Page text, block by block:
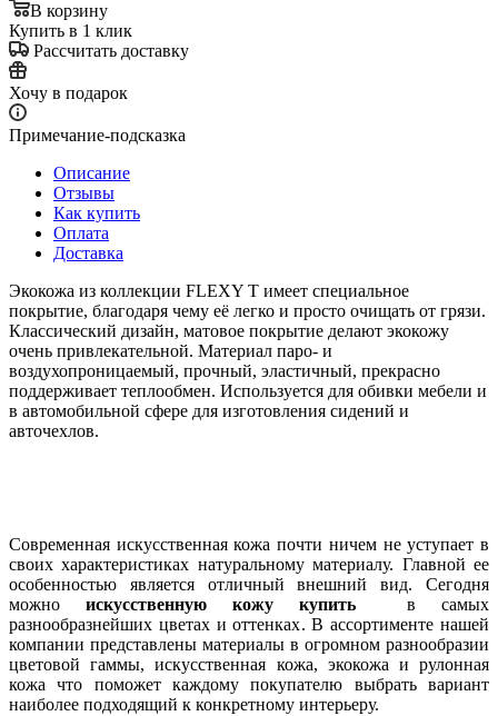
В корзину
Купить в 1 клик
Рассчитать доставку
Хочу в подарок
Примечание-подсказка
Описание
Отзывы
Как купить
Оплата
Доставка
Экокожа из коллекции FLEXY T имеет специальное
покрытие, благодаря чему её легко и просто очищать от грязи.
Классический дизайн, матовое покрытие делают экокожу
очень привлекательной. Материал паро- и
воздухопроницаемый, прочный, эластичный, прекрасно
поддерживает теплообмен. Используется для обивки мебели и
в автомобильной сфере для изготовления сидений и
авточехлов.
Современная искусственная кожа почти ничем не уступает в
своих характеристиках натуральному материалу. Главной ее
особенностью является отличный внешний вид. Сегодня
можно искусственную кожу купить в самых
разнообразнейших цветах и оттенках. В ассортименте нашей
компании представлены материалы в огромном разнообразии
цветовой гаммы, искусственная кожа, экокожа и рулонная
кожа что поможет каждому покупателю выбрать вариант
наиболее подходящий к конкретному интерьеру.